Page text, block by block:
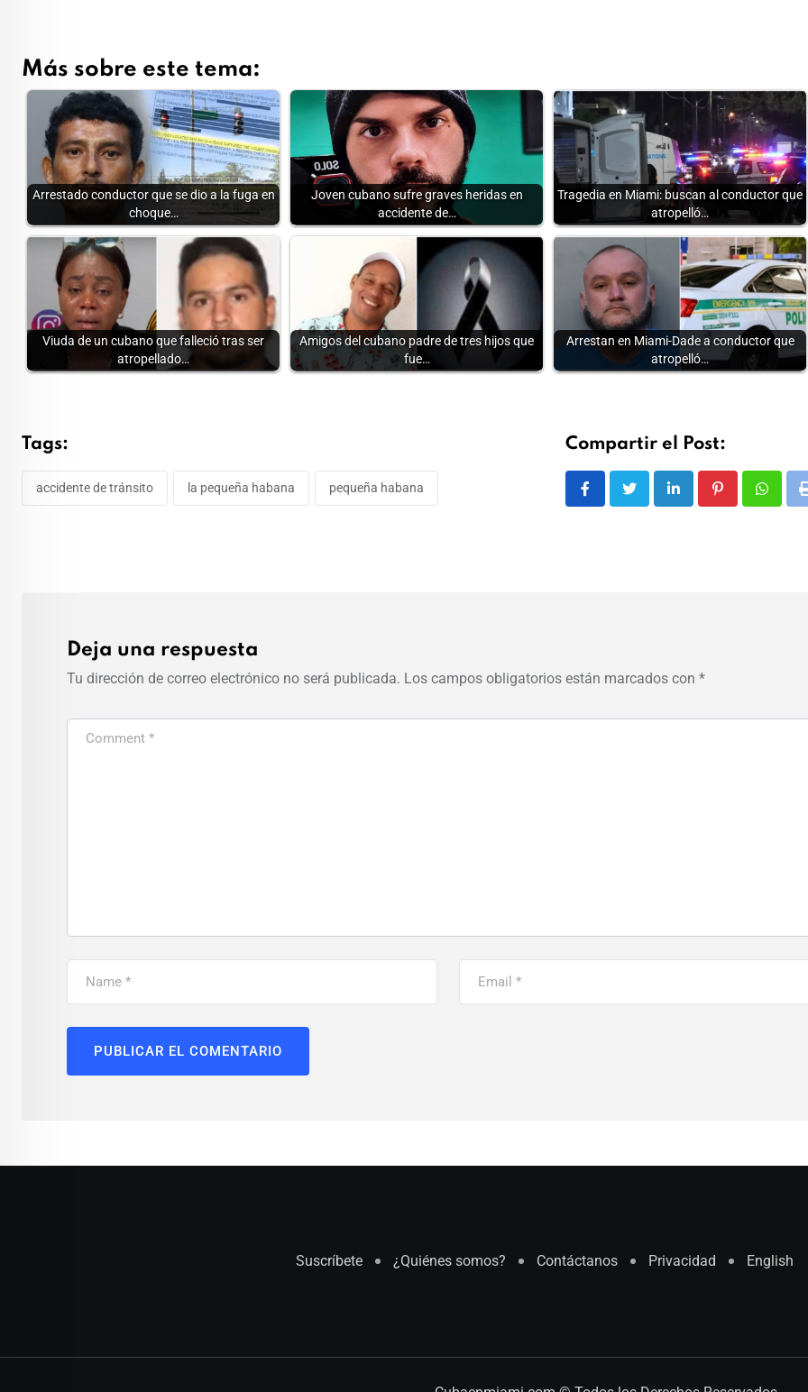
Más sobre este tema:
Arrestado conductor que se dio a la fuga en
choque…
Joven cubano sufre graves heridas en
accidente de…
Tragedia en Miami: buscan al conductor que
atropelló…
Viuda de un cubano que falleció tras ser
atropellado…
Amigos del cubano padre de tres hijos que
fue…
Arrestan en Miami-Dade a conductor que
atropelló…
Tags:
accidente de tránsito la pequeña habana pequeña habana
Compartir el Post:
LinkedIn Pinterest
Deja una respuesta
Tu dirección de correo electrónico no será publicada. Los campos obligatorios están marcados con *
Suscríbete ¿Quiénes somos? Contáctanos Privacidad English